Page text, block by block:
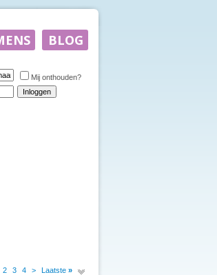
Mij onthouden?
2 3 4 > Laatste »